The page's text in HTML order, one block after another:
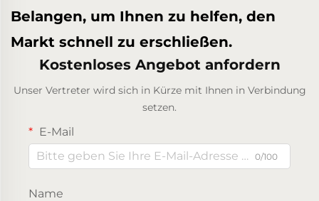
Belangen, um Ihnen zu helfen, den
Markt schnell zu erschließen.
Kostenloses Angebot anfordern
Unser Vertreter wird sich in Kürze mit Ihnen in Verbindung
setzen.
E-Mail
0/100
Name